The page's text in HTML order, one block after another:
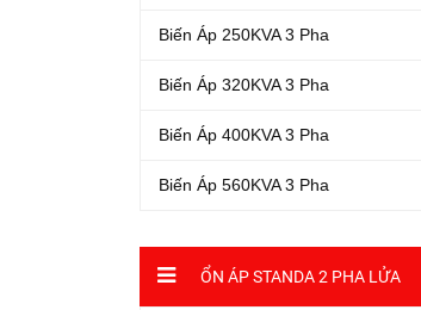
Biến Áp 250KVA 3 Pha
Biến Áp 320KVA 3 Pha
Biến Áp 400KVA 3 Pha
Biến Áp 560KVA 3 Pha
ỔN ÁP STANDA 2 PHA LỬA